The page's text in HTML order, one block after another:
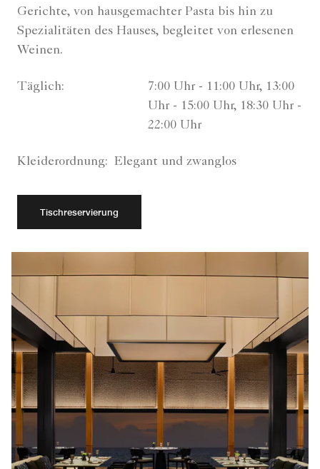
Gerichte, von hausgemachter Pasta bis hin zu
Spezialitäten des Hauses, begleitet von erlesenen
Weinen.
Täglich:
7:00 Uhr - 11:00 Uhr, 13:00
Uhr - 15:00 Uhr, 18:30 Uhr -
22:00 Uhr
Kleiderordnung: Elegant und zwanglos
Tischreservierung